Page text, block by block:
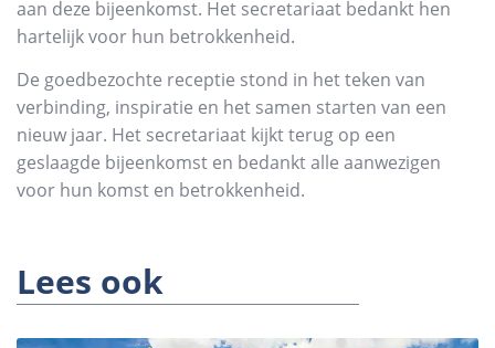
aan deze bijeenkomst. Het secretariaat bedankt hen
hartelijk voor hun betrokkenheid.
De goedbezochte receptie stond in het teken van
verbinding, inspiratie en het samen starten van een
nieuw jaar. Het secretariaat kijkt terug op een
geslaagde bijeenkomst en bedankt alle aanwezigen
voor hun komst en betrokkenheid.
Lees ook